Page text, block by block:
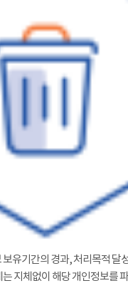
유기간의 경과, 처리목적 달
지체없이 해당 개인정보를